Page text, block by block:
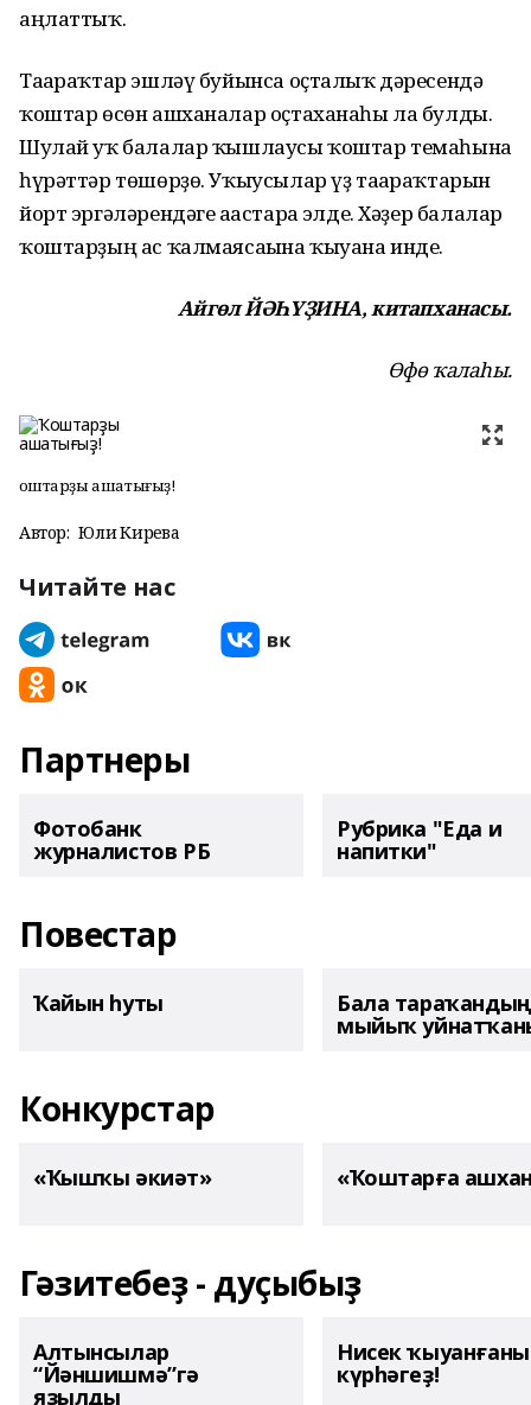
аңлаттыҡ.
Тағараҡтар эшләү буйынса оҫталыҡ дәресендә
ҡоштар өсөн ашханалар оҫтаханаһы ла булды.
Шулай уҡ балалар ҡышлаусы ҡоштар темаһына
һүрәттәр төшөрҙө. Уҡыусылар үҙ тағараҡтарын
йорт эргәләрендәге ағастарға элде. Хәҙер балалар
ҡоштарҙың ас ҡалмаясағына ҡыуана инде.
Айгөл ЙӘҺҮҘИНА, китапханасы.
Өфө ҡалаһы.
Ҡоштарҙы ашатығыҙ!
Автор: Юлиә Кирәева
Читайте нас
Партнеры
Фотобанк
журналистов РБ
Рубрика "Еда и
напитки"
Повестар
Ҡайын һуты Бала тараҡандың
мыйыҡ
Конкурстар
«Ҡышҡы әкиәт» «Ҡоштарға
Гәзитебеҙ - дуҫыбыҙ
Алтынсылар
“Йәншишмә”гә
яҙылды
Нисек
күрһәгеҙ!